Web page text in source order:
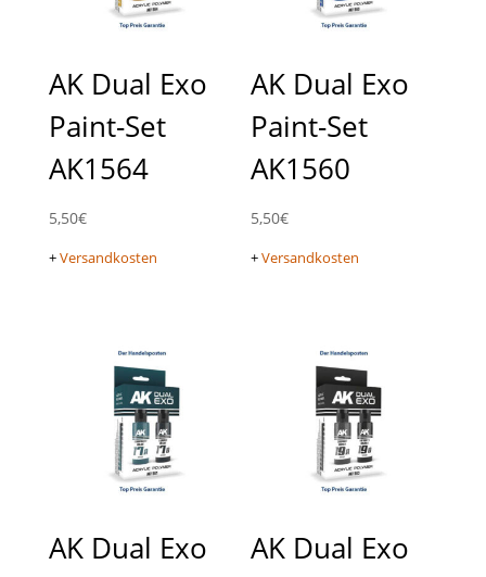
AK Dual Exo
Paint-Set
AK1564
5,50€
+Versandkosten
AK Dual Exo
Paint-Set
AK1560
5,50€
+Versandkosten
AK Dual Exo
AK Dual Exo